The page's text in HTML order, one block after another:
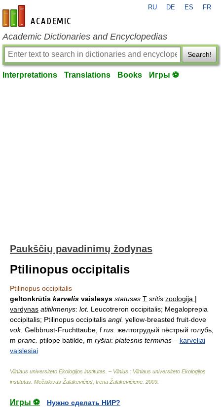
en-academic.com
RU DE ES FR
Academic Dictionaries and Encyclopedias
Search!
Interpretations Translations Books Игры ⚽
Paukščių pavadinimų žodynas
Ptilinopus occipitalis
Ptilinopus occipitalis
geltonkrūtis karvelis vaislesys statusas T sritis zoologija |
vardynas atitikmenys: lot. Leucotreron occipitalis; Megaloprepia
occipitalis; Ptilinopus occipitalis angl. yellow-breasted fruit-dove
vok. Gelbbrust-Fruchttaube, f rus. желтогрудый пёстрый голубь,
m pranc. ptilope batilde, m ryšiai: platesnis terminas – karveliai
vaislesiai
Vilniaus universiteto Ekologijos institutas. – Vilnius : Vilniaus universiteto Ekologijos
institutas Mečislovas Žalakevičius, Irena Žalakevičienė 2009
Игры ⚽
Нужно сделать НИР?